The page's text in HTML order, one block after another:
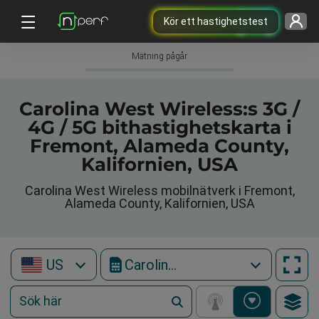
Kör ett hastighetstest
Mätning pågår
Carolina West Wireless:s 3G /
4G / 5G bithastighetskarta i
Fremont, Alameda County,
Kalifornien, USA
Carolina West Wireless mobilnätverk i Fremont,
Alameda County, Kalifornien, USA
US Carolina West Wireless